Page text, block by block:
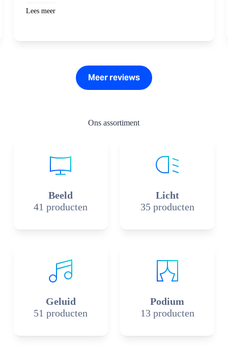
Lees meer
Meer reviews
Ons assortiment
Beeld
41 producten
Licht
35 producten
Geluid
51 producten
Podium
13 producten